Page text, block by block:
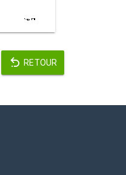
RETOUR